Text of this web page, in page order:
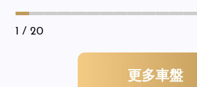
1 / 20
更多車盤